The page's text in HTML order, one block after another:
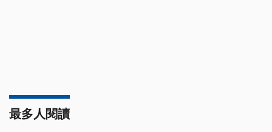
最多人閱讀